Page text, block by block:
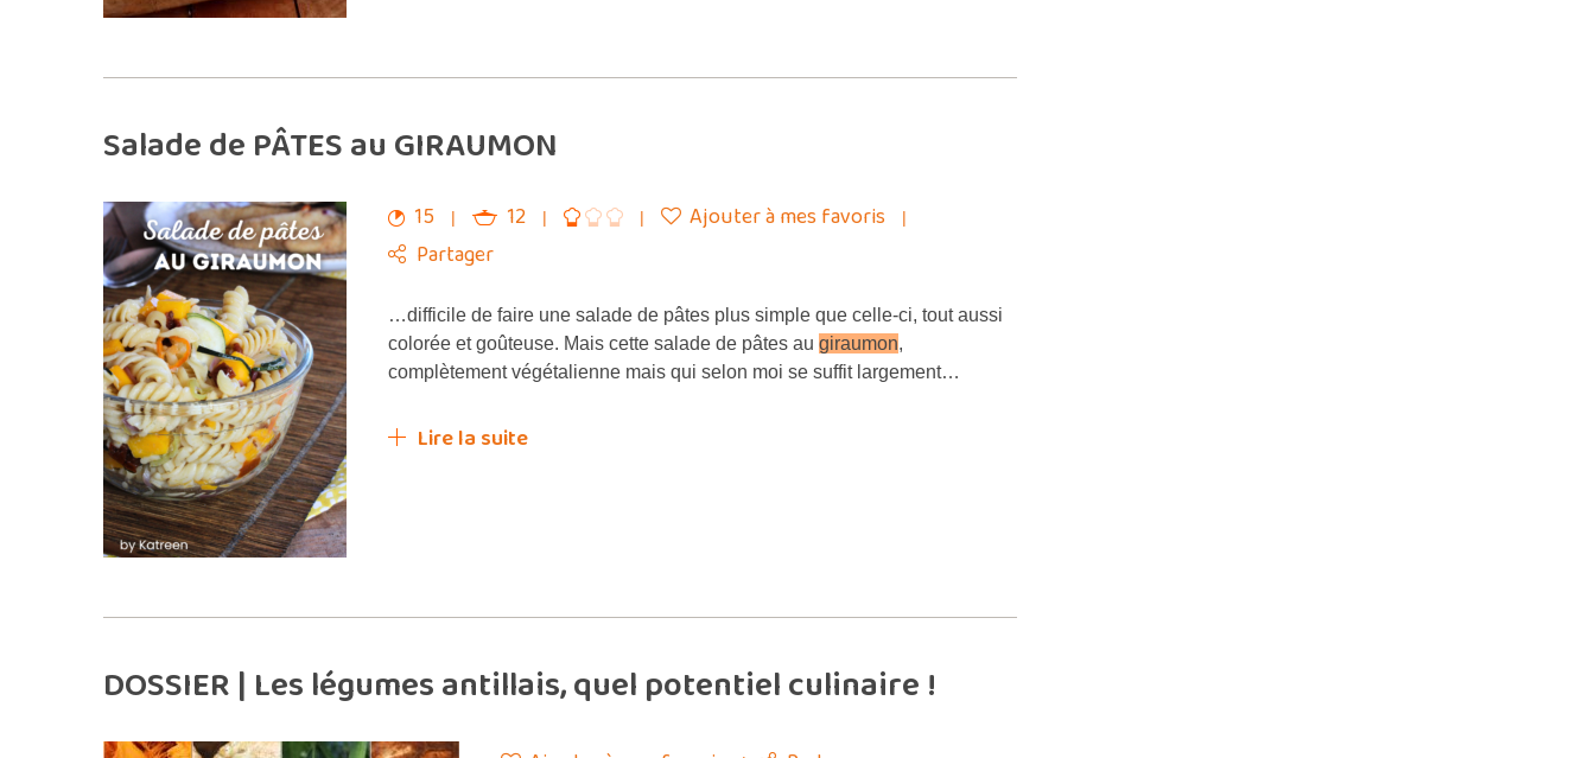
Salade de PÂTES au GIRAUMON
15 12
Ajouter à mes favoris
Partager
…difficile de faire une salade de pâtes plus simple que celle-ci, tout aussi
colorée et goûteuse. Mais cette salade de pâtes au giraumon,
complètement végétalienne mais qui selon moi se suffit largement…
Lire la suite
DOSSIER | Les légumes antillais, quel potentiel culinaire !